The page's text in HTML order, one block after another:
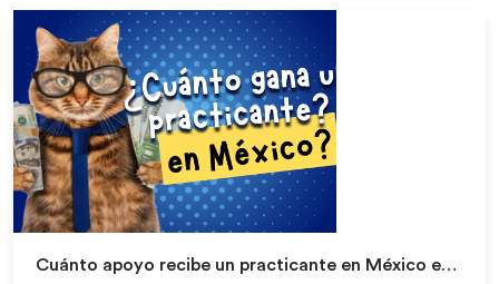
Leer más
Cuánto apoyo recibe un practicante en México en